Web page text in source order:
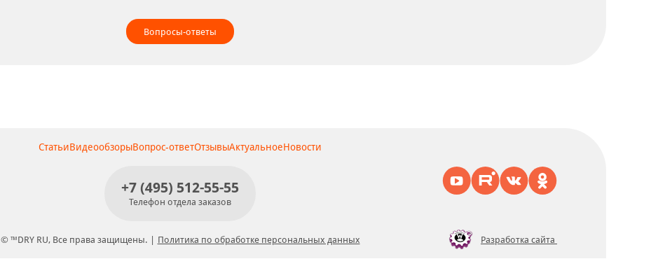
Вопросы-ответы
СтатьиВидеообзорыВопрос-ответОтзывыАктуальноеНовости
+7 (495) 512-55-55
Телефон отдела заказов
© ™DRY RU, Все права защищены. Политика по обработке персональных данных Разработка сайта